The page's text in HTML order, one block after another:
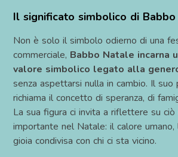
Il significato simbolico di
Non è solo il simbolo odierno di una
commerciale, Babbo Natale incarna
valore simbolico legato alla
senza aspettarsi nulla in cambio. Il suo
richiama il concetto di speranza, di
La sua figura ci invita a riflettere su
importante nel Natale: il calore umano,
gioia condivisa con chi ci sta vicino.